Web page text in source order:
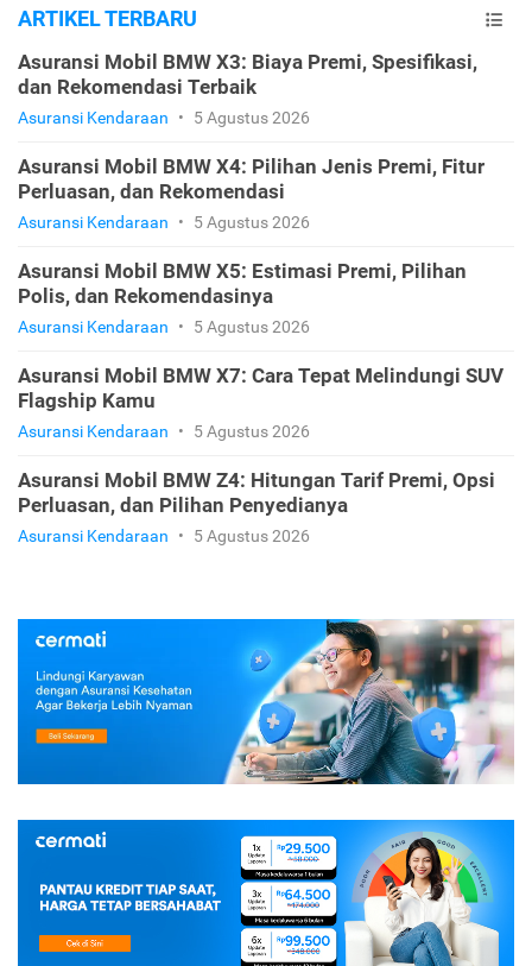
ARTIKEL TERBARU
Asuransi Mobil BMW X3: Biaya Premi, Spesifikasi,
dan Rekomendasi Terbaik
Asuransi Kendaraan • 5 Agustus 2026
Asuransi Mobil BMW X4: Pilihan Jenis Premi, Fitur
Perluasan, dan Rekomendasi
Asuransi Kendaraan • 5 Agustus 2026
Asuransi Mobil BMW X5: Estimasi Premi, Pilihan
Polis, dan Rekomendasinya
Asuransi Kendaraan • 5 Agustus 2026
Asuransi Mobil BMW X7: Cara Tepat Melindungi SUV
Flagship Kamu
Asuransi Kendaraan • 5 Agustus 2026
Asuransi Mobil BMW Z4: Hitungan Tarif Premi, Opsi
Perluasan, dan Pilihan Penyedianya
Asuransi Kendaraan • 5 Agustus 2026